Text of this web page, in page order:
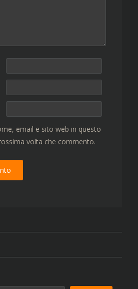
email e sito web in questo
volta che commento.